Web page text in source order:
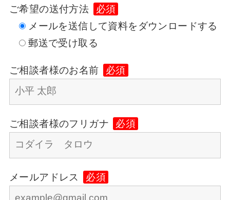
ご希望の送付方法
必須
メールを送信して資料をダウンロードする
郵送で受け取る
ご相談者様のお名前 必須
ご相談者様のフリガナ 必須
メールアドレス 必須